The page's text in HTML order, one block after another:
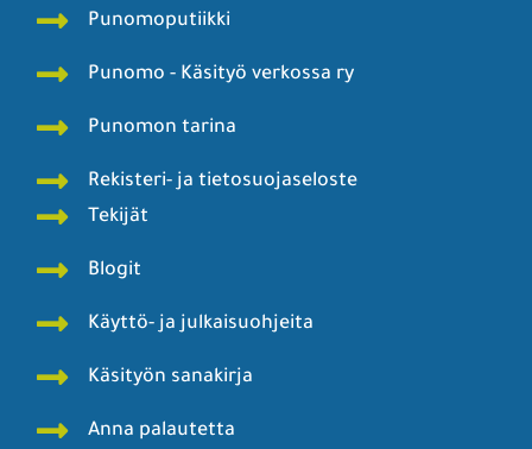
Punomoputiikki
Punomo - Käsityö verkossa ry
Punomon tarina
Rekisteri- ja tietosuojaseloste
Tekijät
Blogit
Käyttö- ja julkaisuohjeita
Käsityön sanakirja
Anna palautetta